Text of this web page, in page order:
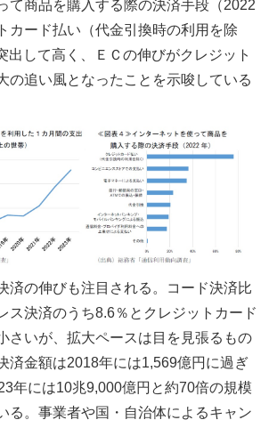
て商品を購入する際の決済手段（2022
カード払い（代金引換時の利用を除
出して高く、ＥＣの伸びがクレジット
の追い風となったことを示唆している
済の伸びも注目される。コード決済比
ス決済のうち8.6％とクレジットカード
さいが、拡大ペースは目を見張るもの
済金額は2018年には1,569億円に過ぎ
年には10兆9,000億円と約70倍の規模
る。事業者や国・自治体によるキャン